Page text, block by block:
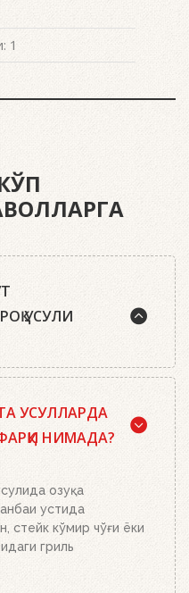
1
УСУЛИ
ўт олдириш
олдириш
Ўт олдириш
кўмир панжараси
кубикидан қўйинг ва
ёки брикетлар билан
қўйинг.
йўқ. Ёқилғи,
УСУЛЛАРДА
НИМАДА?
озуқа
устида
стейк кўмир чўғи ёки
гриль